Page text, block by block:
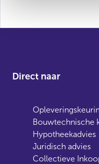
Direct naar
Bouwtechnische
Hypotheekadvies
Juridisch advies
Collectieve